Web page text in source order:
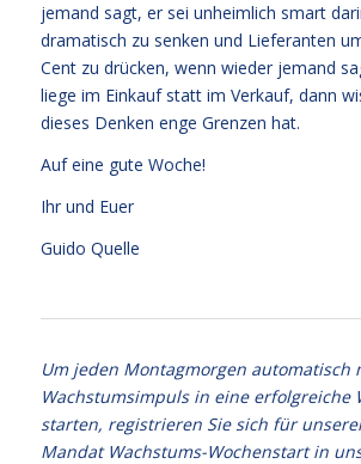
jemand sagt, er sei unheimlich smart
dramatisch zu senken und Lieferanten
Cent zu drücken, wenn wieder jemand
liege im Einkauf statt im Verkauf, dann
dieses Denken enge Grenzen hat.
Auf eine gute Woche!
Ihr und Euer
Guido Quelle
Um jeden Montagmorgen automatisch
Wachstumsimpuls in eine erfolgreiche
starten, registrieren Sie sich für
Mandat Wachstums-Wochenstart in